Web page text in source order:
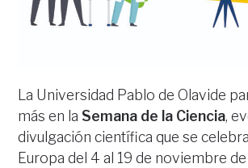
La Universidad Pablo de Olavide
más en la Semana de la Ciencia,
divulgación científica que se
Europa del 4 al 19 de noviembre